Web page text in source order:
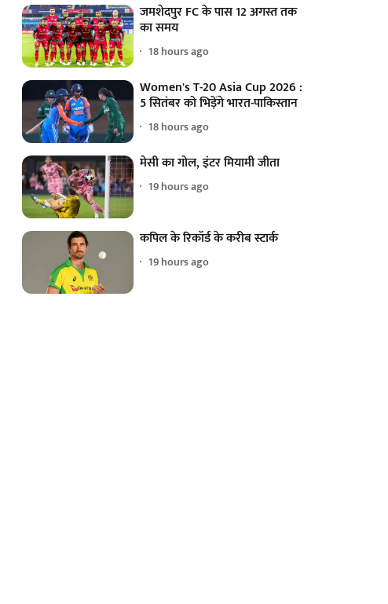
जमशेदपुर FC के पास 12 अगस्त तक
का समय
18 hours ago
Women's T-20 Asia Cup 2026 :
5 सितंबर को भिड़ेंगे भारत-पाकिस्तान
18 hours ago
मेसी का गोल, इंटर मियामी जीता
19 hours ago
कपिल के रिकॉर्ड के करीब स्टार्क
19 hours ago